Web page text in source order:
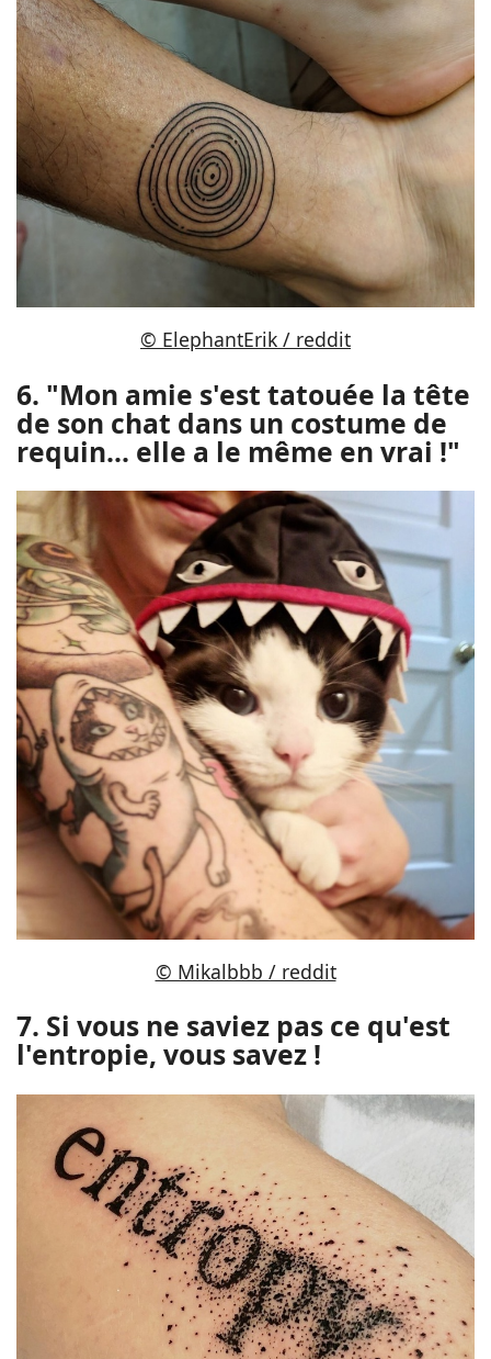
© ElephantErik / reddit
6. "Mon amie s'est tatouée la tête
de son chat dans un costume de
requin... elle a le même en vrai !"
© Mikalbbb / reddit
7. Si vous ne saviez pas ce qu'est
l'entropie, vous savez !